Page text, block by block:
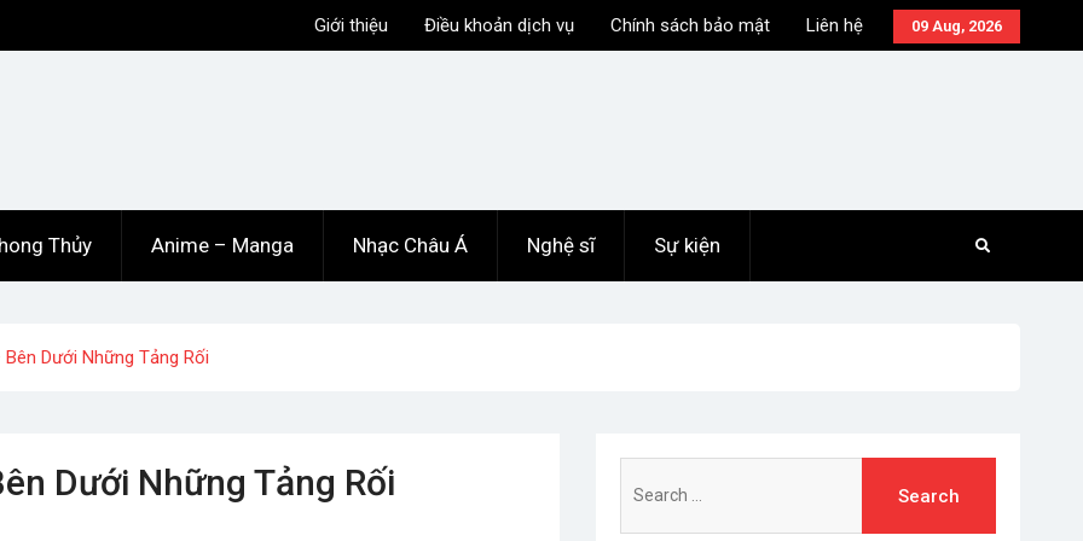
09 Aug, 2026
Giới thiệu Điều khoản dịch vụ Chính sách bảo mật Liên hệ
Thủy Anime – Manga Nhạc Châu Á Nghệ sĩ Sự kiện
Dưới Những Tảng Rối
Dưới Những Tảng Rối
for: